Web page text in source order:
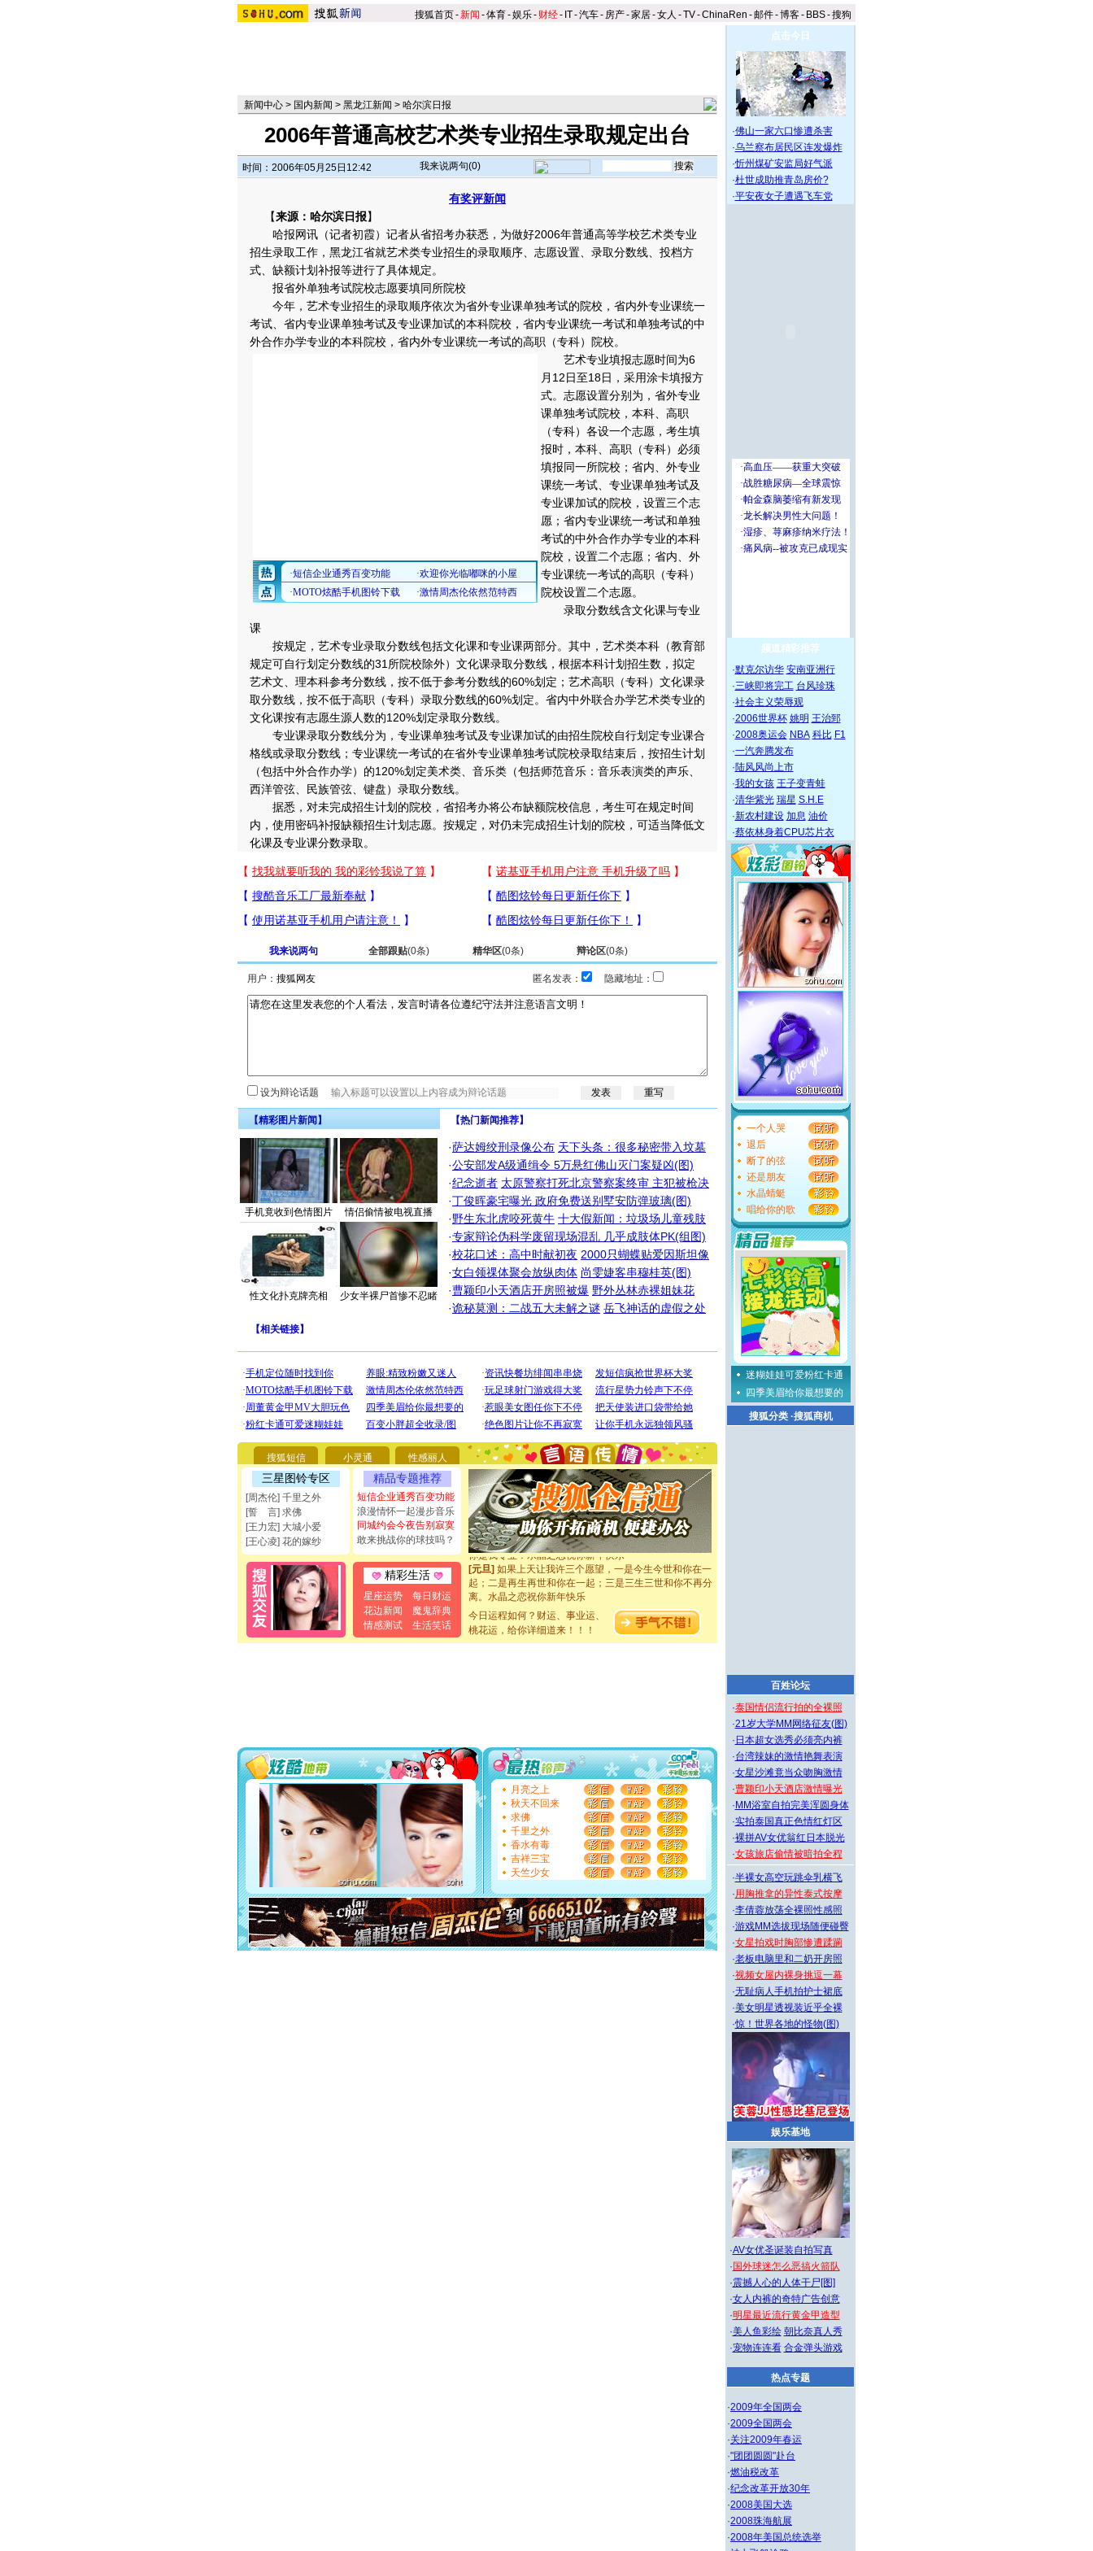
搜狐首页-新闻 -体育-娱乐- 财经- IT-汽车- 房产-家居-女人 -TV-ChinaRen -邮件-博客- BBS-搜狗
新闻中心 > 国内新闻 > 黑龙江新闻 > 哈尔滨日报
2006年普通高校艺术类专业招生录取规定出台
时间：2006年05月25日12:42 我来说两句(0)
有奖评新闻
【来源：哈尔滨日报】
哈报网讯（记者初霞）记者从省招考办获悉，为做好2006年普通高等学校艺术类专业
招生录取工作，黑龙江省就艺术类专业招生的录取顺序、志愿设置、录取分数线、投档方
式、缺额计划补报等进行了具体规定。
报省外单独考试院校志愿要填同所院校
今年，艺术专业招生的录取顺序依次为省外专业课单独考试的院校，省内外专业课统一
考试、省内专业课单独考试及专业课加试的本科院校，省内专业课统一考试和单独考试的中
外合作办学专业的本科院校，省内外专业课统一考试的高职（专科）院校。
艺术专业填报志愿时间为6
月12日至18日，采用涂卡填报方
式。志愿设置分别为，省外专业
课单独考试院校，本科、高职
（专科）各设一个志愿，考生填
报时，本科、高职（专科）必须
填报同一所院校；省内、外专业
课统一考试、专业课单独考试及
专业课加试的院校，设置三个志
愿；省内专业课统一考试和单独
考试的中外合作办学专业的本科
院校，设置二个志愿；省内、外
专业课统一考试的高职（专科）
院校设置二个志愿。
录取分数线含文化课与专业
课
按规定，艺术专业录取分数线包括文化课和专业课两部分。其中，艺术类本科（教育部
规定可自行划定分数线的31所院校除外）文化课录取分数线，根据本科计划招生数，拟定
艺术文、理本科参考分数线，按不低于参考分数线的60%划定；艺术高职（专科）文化课录
取分数线，按不低于高职（专科）录取分数线的60%划定。省内中外联合办学艺术类专业的
文化课按有志愿生源人数的120%划定录取分数线。
专业课录取分数线分为，专业课单独考试及专业课加试的由招生院校自行划定专业课合
格线或录取分数线；专业课统一考试的在省外专业课单独考试院校录取结束后，按招生计划
（包括中外合作办学）的120%划定美术类、音乐类（包括师范音乐：音乐表演类的声乐、
西洋管弦、民族管弦、键盘）录取分数线。
据悉，对未完成招生计划的院校，省招考办将公布缺额院校信息，考生可在规定时间
内，使用密码补报缺额招生计划志愿。按规定，对仍未完成招生计划的院校，可适当降低文
化课及专业课分数录取。
我来说两句 全部跟贴(0条) 精华区(0条) 辩论区(0条)
用户： 匿名发表： 隐藏地址：
设为辩论话题
【精彩图片新闻】
手机竟收到色情图片 情侣偷情被电视直播
性文化扑克牌亮相 少女半裸尸首惨不忍睹
【热门新闻推荐】
·萨达姆绞刑录像公布 天下头条：很多秘密带入坟墓
·公安部发A级通缉令 5万悬红佛山灭门案疑凶(图)
·纪念逝者 太原警察打死北京警察案终审 主犯被枪决
·丁俊晖豪宅曝光 政府免费送别墅安防弹玻璃(图)
·野生东北虎咬死黄牛 十大假新闻：垃圾场儿童残肢
·专家辩论伪科学废留现场混乱 几乎成肢体PK(组图)
·校花口述：高中时献初夜 2000只蝴蝶贴爱因斯坦像
·女白领祼体聚会放纵肉体 尚雯婕客串穆桂英(图)
·曹颖印小天酒店开房照被爆 野外丛林赤裸姐妹花
·诡秘莫测：二战五大未解之谜 岳飞神话的虚假之处
【相关链接】
搜狐短信 小灵通 性感丽人
三星图铃专区
[周杰伦] 千里之外
[誓 言] 求佛
[王力宏] 大城小爱
[王心凌] 花的嫁纱
精品专题推荐
短信企业通秀百变功能
浪漫情怀一起漫步音乐
同城约会今夜告别寂寞
敢来挑战你的球技吗？
精彩生活
星座运势
每日财运
花边新闻
魔鬼辞典
情感测试
生活笑话
[圣诞节]圣诞节到了，想想没什么送给你的，又不打算给
你太多，只有给你五千万：千万快乐！千万要健康！千万
[圣诞节] 不只这样的日子才会想起你,而是这样的日子才
能正大光明地骚扰你,告诉你,圣诞要快乐!新年要快乐!天天
都要快乐噢!
[圣诞节]奉上一颗祝福的心,在这个特别的日子里,愿幸福,
如意,快乐,鲜花,一切美好的祝愿与你同在.圣诞快乐!
[元旦]看到你我会触电；看不到你我要充电；没有你我会
断电。爱你是我职业，想你是我事业，抱你是我特长，吻
你是我专业！水晶之恋祝你新年快乐
[元旦]如果上天让我许三个愿望，一是今生今世和你在一
起；二是再生再世和你在一起；三是三生三世和你不再分
离。水晶之恋祝你新年快乐
[元旦]当我狠下心扭头离去那一刻，你在我身后无助地哭
泣，这痛楚让我明白我多么爱你。我转身抱住你：这猪不
卖了。水晶之恋祝你新年快乐。
[春节]风柔雨润好月圆，半岛铁盒伴身边，每日尽显开心
要平安！千万要知足！千万不要忘记我！
[圣诞节]不只这样的日子才会想起你,而是这样的日子才
能正大光明地骚扰你,告诉你,圣诞要快乐!新年要快乐!天天
都要快乐噢!
[圣诞节]
奉上一颗祝福的心,在这个特别的日子里,愿幸福,
如意,快乐,鲜花,一切美好的祝愿与你同在.圣诞快乐!
[元旦]
看到你我会触电；看不到你我要充电；没有你我会
断电。爱你是我职业，想你是我事业，抱你是我特长，吻
你是我专业！水晶之恋祝你新年快乐
[元旦] 如果上天让我许三个愿望，一是今生今世和你在一
起；二是再生再世和你在一起；三是三生三世和你不再分
离。水晶之恋祝你新年快乐
[元旦]当我狠下心扭头离去那一刻，你在我身后无助地哭
泣，这痛楚让我明白我多么爱你。我转身抱住你：这猪不
卖了。水晶之恋祝你新年快乐。
今日运程如何？财运、事业运、
桃花运，给你详细道来！！！
月亮之上
秋天不回来
求佛
千里之外
香水有毒
吉祥三宝
天竺少女
点击今日
·佛山一家六口惨遭杀害
·乌兰察布居民区连发爆炸
·忻州煤矿安监局好气派
·杜世成助推青岛房价?
·平安夜女子遭遇飞车党
频道精彩推荐
·默克尔访华 安南亚洲行
·三峡即将完工 台风珍珠
·社会主义荣辱观
·2006世界杯 姚明 王治郅
·2008奥运会 NBA 科比 F1
·一汽奔腾发布
·陆风风尚上市
·我的女孩 王子变青蛙
·清华紫光 瑞星 S.H.E
·新农村建设 加息 油价
·蔡依林身着CPU芯片衣
一个人哭
退后
断了的弦
还是朋友
水晶蜻蜓
唱给你的歌
迷糊娃娃可爱粉红卡通
四季美眉给你最想要的
搜狐分类·搜狐商机
百姓论坛
·泰国情侣流行拍的全裸照
·21岁大学MM网络征友(图)
· 日本超女选秀必须亮内裤
·台湾辣妹的激情艳舞表演
·女星沙滩竟当众吻胸激情
·曹颖印小天酒店激情曝光
· MM浴室自拍完美浑圆身体
·实拍泰国真正色情红灯区
·裸拼AV女优翁红日本脱光
·女孩旅店偷情被暗拍全程
·半裸女高空玩跳伞乳横飞
·用胸推拿的异性泰式按摩
·李倩蓉放荡全裸照性感照
·游戏MM选拔现场随便碰臀
·女星拍戏时胸部惨遭蹂躏
·老板电脑里和二奶开房照
·视频女屋内裸身挑逗一幕
·无耻病人手机拍护士裙底
·美女明星透视装近乎全裸
·惊！世界各地的怪物(图)
娱乐基地
·AV女优圣诞装自拍写真
· 国外球迷怎么恶搞火箭队
·震撼人心的人体干尸[图]
·女人内裤的奇特广告创意
·明星最近流行黄金甲造型
·美人鱼彩绘 朝比奈真人秀
·宠物连连看 合金弹头游戏
热点专题
·2009年全国两会
·2009全国两会
·关注2009年春运
·"团团圆圆"赴台
·燃油税改革
·纪念改革开放30年
·2008美国大选
·2008珠海航展
·2008年美国总统选举